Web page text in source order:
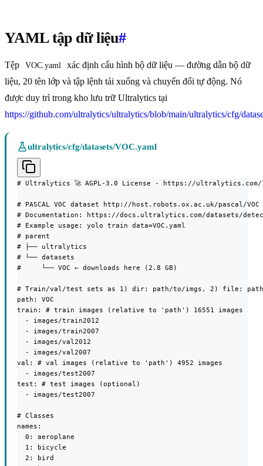
YAML tập dữ liệu#
Tệp VOC.yaml
xác định cấu hình bộ dữ liệu — đường dẫn bộ dữ
liệu, 20 tên lớp và tập lệnh tải xuống và chuyển đổi tự động. Nó
được duy trì trong kho lưu trữ Ultralytics tại
https://github.com/ultralytics/ultralytics/blob/main/ultralytics/cfg/
ultralytics/cfg/datasets/VOC.yaml
# Ultralytics 🚀 AGPL-3.0 License - https://ultralytics.com/
# PASCAL VOC dataset http://host.robots.ox.ac.uk/pascal/
# Documentation: https://docs.ultralytics.com/datasets/
# Example usage: yolo train data=VOC.yaml
# parent
# ├── ultralytics
# └── datasets
#     └── VOC ← downloads here (2.8 GB)
# Train/val/test sets as 1) dir: path/to/imgs, 2) file:
path: VOC
train: # train images (relative to 'path') 16551 images
  - images/train2012
  - images/train2007
  - images/val2012
  - images/val2007
val: # val images (relative to 'path') 4952 images
  - images/test2007
test: # test images (optional)
  - images/test2007
# Classes
names:
  0: aeroplane
  1: bicycle
  2: bird